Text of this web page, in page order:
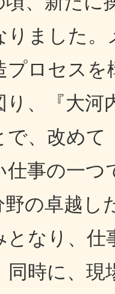
りました
プロセス
り、『大
で、改め
仕事の一つ
の卓越し
となり、
同時に、